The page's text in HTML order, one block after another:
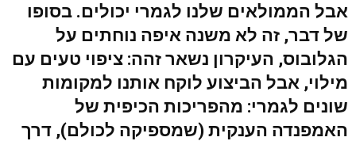
אבל הממולאים שלנו לגמרי יכולים. בסופו
של דבר, זה לא משנה איפה נוחתים על
הגלובוס, העיקרון נשאר זהה: ציפוי טעים עם
מילוי, אבל הביצוע לוקח אותנו למקומות
שונים לגמרי: מהפריכות הכיפית של
האמפנדה הענקית (שמספיקה לכולם), דרך